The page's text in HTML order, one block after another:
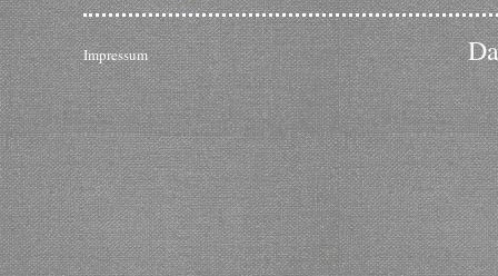
Impressum